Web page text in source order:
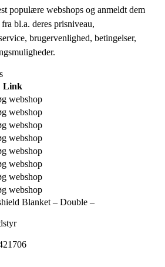
populære webshops og anmeldt dem
bl.a. deres prisniveau,
brugervenlighed, betingelser,
Link
webshop
webshop
webshop
webshop
webshop
webshop
webshop
webshop
Blanket – Double –